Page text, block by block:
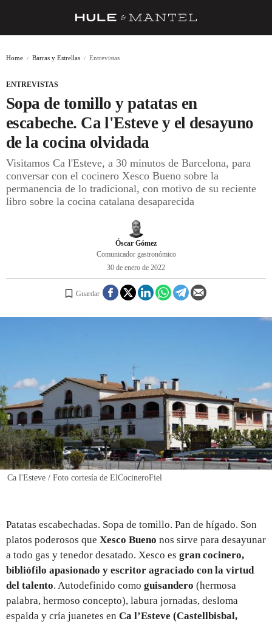
BARRAS Y ESTRELLAS
DÓNDE COMER
ÍDOLOS DE MESAS
CUADERNO DE VIAJE
Home Barras y Estrellas Entrevistas
ENTREVISTAS
Sopa de tomillo y patatas en
escabeche. Ca l'Esteve y el desayuno
de la cocina olvidada
Visitamos Ca l'Esteve, a 30 minutos de Barcelona, para
conversar con el cocinero Xesco Bueno sobre la
permanencia de lo tradicional, con motivo de su reciente
libro sobre la cocina catalana desaparecida
Óscar Gómez
Comunicador gastronómico
30 de enero de 2022
Guardar
Ca l'Esteve / Foto cortesía de ElCocineroFiel
Patatas escabechadas. Sopa de tomillo. Pan de hígado. Son
platos poderosos que Xesco Bueno nos sirve para desayunar
a todo gas y tenedor desatado. Xesco es gran cocinero,
bibliófilo apasionado y escritor agraciado con la virtud
del talento. Autodefinido como guisandero (hermosa
palabra, hermoso concepto), labura jornadas, desloma
espalda y cría juanetes en Ca l’Esteve (Castellbisbal,